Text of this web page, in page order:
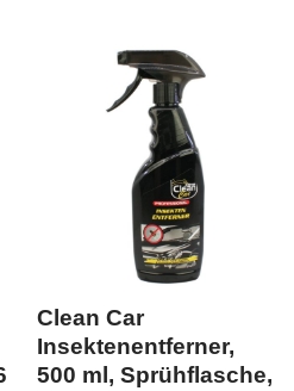
Clean Car
Insektenentferner,
500 ml, Sprühflasche,